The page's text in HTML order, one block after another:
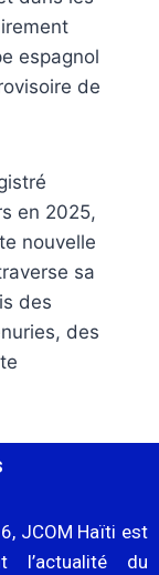
espagnol
de
en 2025,
nouvelle
sa
des
des
JCOM Haïti est
l’actualité du